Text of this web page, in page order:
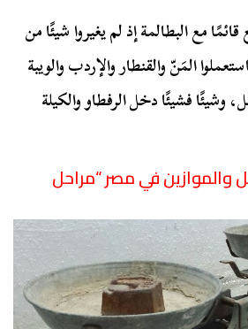
مع البطالمة إذ لم يغيروا شيئًا من
المَنّ والقنطار والإردب والويبة
وشيئًا فشيئًا دخل الرفطاو والكيلة
والموازين في مصر “مراحل